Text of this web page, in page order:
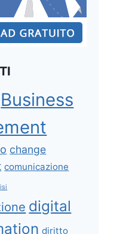
Business
change
comunicazione
digital
diritto